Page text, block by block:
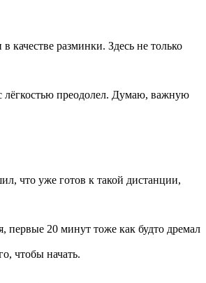
качестве разминки. Здесь не только
лёгкостью преодолел. Думаю, важную
что уже готов к такой дистанции,
первые 20 минут тоже как будто дремал
чтобы начать.